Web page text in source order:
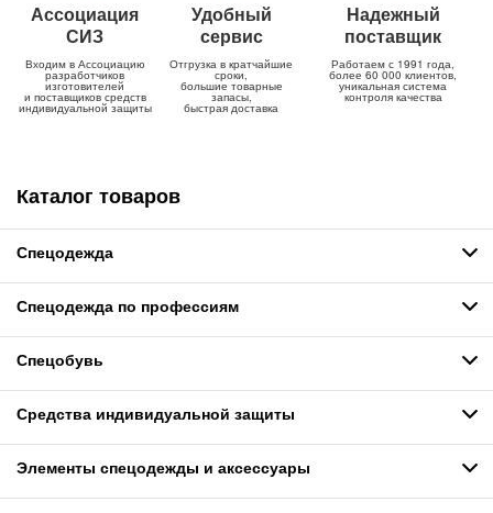
Ассоциация
СИЗ
Входим в Ассоциацию
разработчиков
изготовителей
и поставщиков средств
индивидуальной защиты
Удобный
сервис
Отгрузка в кратчайшие
сроки,
большие товарные
запасы,
быстрая доставка
Надежный
поставщик
Работаем с 1991 года,
более 60 000 клиентов,
уникальная система
контроля качества
Каталог товаров
Спецодежда
Спецодежда по профессиям
Спецобувь
Средства индивидуальной защиты
Элементы спецодежды и аксессуары